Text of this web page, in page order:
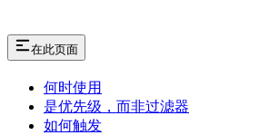
在此页面
何时使用
是优先级，而非过滤器
如何触发